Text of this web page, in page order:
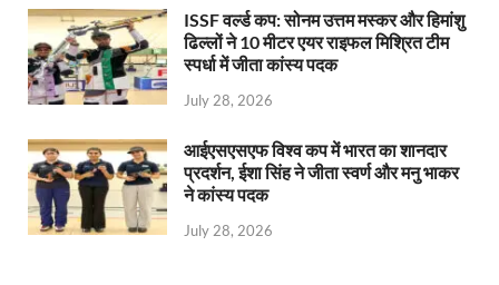
ISSF वर्ल्ड कप: सोनम उत्तम मस्कर और हिमांशु
ढिल्लों ने 10 मीटर एयर राइफल मिश्रित टीम
स्पर्धा में जीता कांस्य पदक
July 28, 2026
आईएसएसएफ विश्व कप में भारत का शानदार
प्रदर्शन, ईशा सिंह ने जीता स्वर्ण और मनु भाकर
ने कांस्य पदक
July 28, 2026